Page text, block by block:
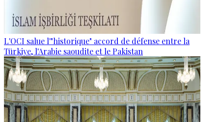
L'OCI salue l'"historique" accord de défense entre la
Türkiye, l'Arabie saoudite et le Pakistan